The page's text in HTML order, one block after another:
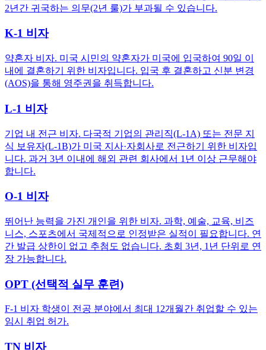
2년간 귀국하는 의무(2년 룰)가 부과될 수 있습니다.
K-1 비자
약혼자 비자. 미국 시민의 약혼자가 미국에 입국하여 90일 이
내에 결혼하기 위한 비자입니다. 입국 후 결혼하고 신분 변경
(AOS)을 통해 영주권을 취득합니다.
L-1 비자
기업 내 전근 비자. 다국적 기업의 관리직(L-1A) 또는 전문 지
식 보유자(L-1B)가 미국 지사·자회사로 전근하기 위한 비자입
니다. 과거 3년 이내에 해외 관련 회사에서 1년 이상 근무해야
합니다.
O-1 비자
뛰어난 능력을 가진 개인을 위한 비자. 과학, 예술, 교육, 비즈
니스, 스포츠에서 국제적으로 인정받은 실적이 필요합니다. 연
간 발급 상한이 없고 추첨도 없습니다. 초회 3년, 1년 단위로 연
장 가능합니다.
OPT (선택적 실무 훈련)
F-1 비자 학생이 전공 분야에서 최대 12개월간 취업할 수 있는
임시 취업 허가.
TN 비자